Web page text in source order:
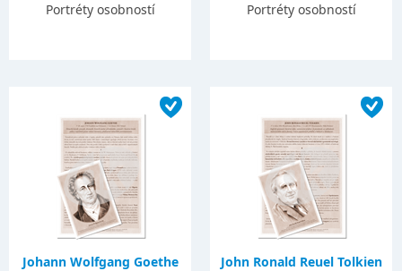
Portréty osobností
Portréty osobností
Johann Wolfgang Goethe
John Ronald Reuel Tolkien